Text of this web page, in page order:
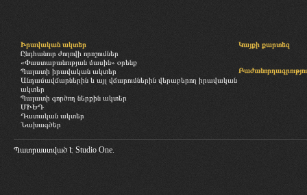
Իրավական ակտեր
Ընդհանուր ժողովի որոշումներ
«Փաստաբանության մասին» օրենք
Պալատի իրավական ակտեր
Անդամավճարներին և այլ վճարումներին վերաբերող իրավական
ակտեր
Պալատի գործող ներքին ակտեր
ՄԻԵԴ
Դատական ակտեր
Նախագծեր
Կայքի քարտեզ
Պատրաստված է Studio One.